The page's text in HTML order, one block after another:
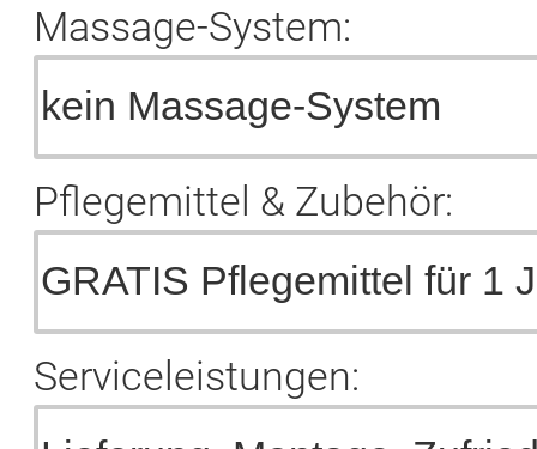
Massage-System:
Pflegemittel & Zubehör:
Serviceleistungen: